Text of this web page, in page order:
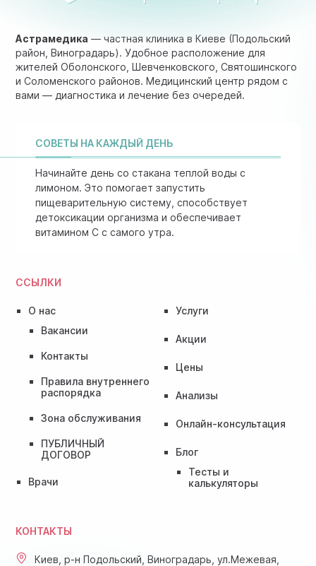
ССЫЛКИ
О нас
Вакансии
Контакты
Правила внутреннего
распорядка
Зона обслуживания
ПУБЛИЧНЫЙ
ДОГОВОР
Врачи
Услуги
Акции
Цены
Анализы
Онлайн-консультация
Блог
Тесты и
калькуляторы
Астрамедика — частная клиника в Киеве (Подольский
район, Виноградарь). Удобное расположение для
жителей Оболонского, Шевченковского, Святошинского
и Соломенского районов. Медицинский центр рядом с
вами — диагностика и лечение без очередей.
СОВЕТЫ НА КАЖДЫЙ ДЕНЬ
Начинайте день со стакана теплой воды с
лимоном. Это помогает запустить
пищеварительную систему, способствует
детоксикации организма и обеспечивает
витамином C с самого утра.
КОНТАКТЫ
Киев, р-н Подольский, Виноградарь, ул.Межевая,